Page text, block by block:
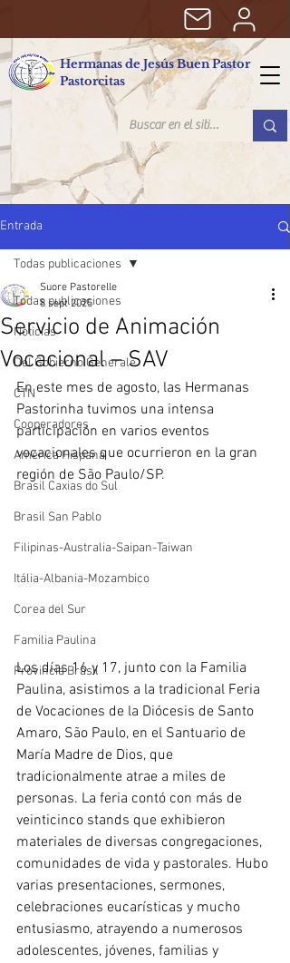
Hermanas de Jesús Buen Pastor
Pastorcitas
Entrada
Todas publicaciones
Noticias
Del Gobierno Generale
CTN
Cooperadores
América Hispana
Brasil Caxias do Sul
Brasil San Pablo
Filipinas-Australia-Saipan-Taiwan
Itália-Albania-Mozambico
Corea del Sur
Familia Paulina
Provincia Brasil
Todas publicaciones
Servicio de Animación
Vocacional – SAV
Suore Pastorelle
8 sept 2025
En este mes de agosto, las Hermanas
Pastorinha tuvimos una intensa
participación en varios eventos
vocacionales que ocurrieron en la gran
región de São Paulo/SP.
Los días 16 y 17, junto con la Familia
Paulina, asistimos a la tradicional Feria
de Vocaciones de la Diócesis de Santo
Amaro, São Paulo, en el Santuario de
María Madre de Dios, que
tradicionalmente atrae a miles de
personas. La feria contó con más de
veinticinco stands que exhibieron
materiales de diversas congregaciones,
comunidades de vida y pastorales. Hubo
varias presentaciones, sermones,
celebraciones eucarísticas y mucho
entusiasmo, atrayendo a numerosos
adolescentes, jóvenes, familias y